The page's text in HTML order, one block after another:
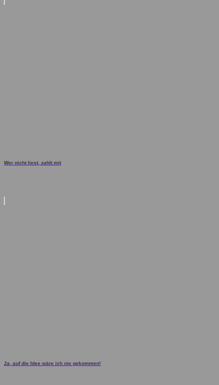
Wer nicht liest, zahlt mit
Ja, auf die Idee wäre ich nie gekommen!